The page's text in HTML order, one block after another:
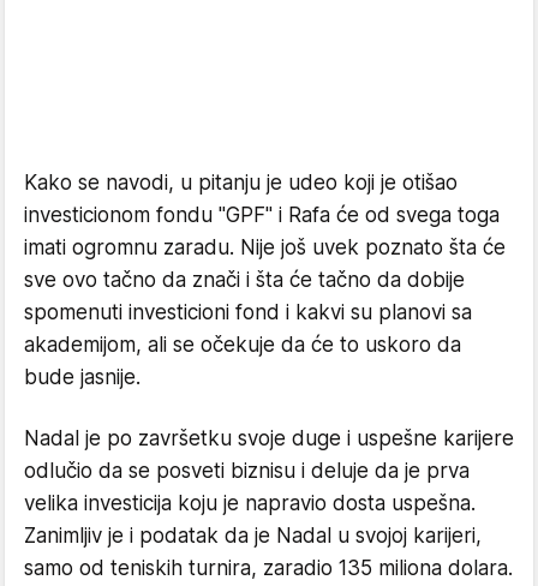
Kako se navodi, u pitanju je udeo koji je otišao
investicionom fondu "GPF" i Rafa će od svega toga
imati ogromnu zaradu. Nije još uvek poznato šta će
sve ovo tačno da znači i šta će tačno da dobije
spomenuti investicioni fond i kakvi su planovi sa
akademijom, ali se očekuje da će to uskoro da
bude jasnije.
Nadal je po završetku svoje duge i uspešne karijere
odlučio da se posveti biznisu i deluje da je prva
velika investicija koju je napravio dosta uspešna.
Zanimljiv je i podatak da je Nadal u svojoj karijeri,
samo od teniskih turnira, zaradio 135 miliona dolara.